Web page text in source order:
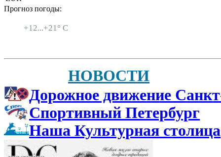
Прогноз погоды:
+12...+21° C
НОВОСТИ
Дорожное движение
Спортивный Петербург
Наша Культурная столица